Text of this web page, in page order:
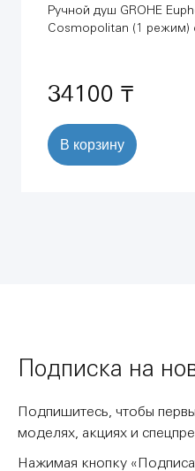
Ручной душ GROHE
Cosmopolitan (1 режим)
34100 ₸
В корзину
Подписка на
Подпишитесь, чтобы
моделях, акциях и
Нажимая кнопку